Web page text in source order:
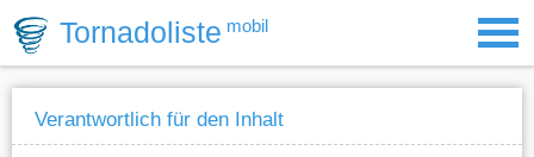
Tornadoliste mobil
Verantwortlich für den Inhalt